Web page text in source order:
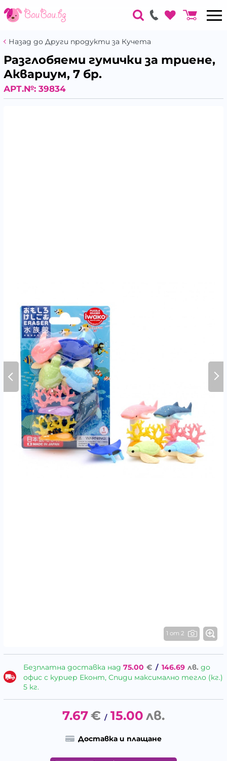
Назад до Други продукти за Кучета
Разглобяеми гумички за триене,
Аквариум, 7 бр.
АРТ.№: 39834
1 от 2
Безплатна доставка над 75.00 € / 146.69 лв. до
офис с куриер Еконт, Спиди максимално тегло (кг.)
5 кг.
7.67€ / 15.00 лв.
Доставка и плащане